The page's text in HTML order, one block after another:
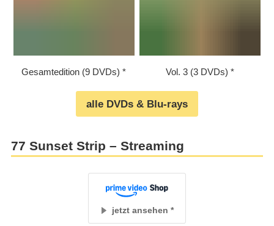
Gesamtedition (9 DVDs) Vol. 3 (3 DVDs)
alle DVDs & Blu-rays
77 Sunset Strip – Streaming
jetzt ansehen